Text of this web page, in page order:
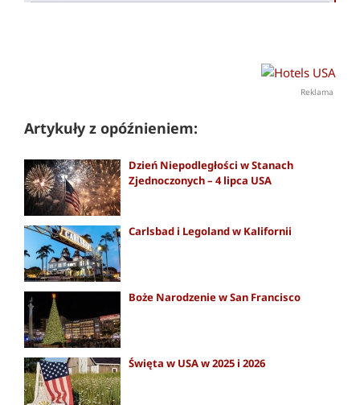
Reklama
Artykuły z opóźnieniem:
Dzień Niepodległości w Stanach
Zjednoczonych – 4 lipca USA
Carlsbad i Legoland w Kalifornii
Boże Narodzenie w San Francisco
Święta w USA w 2025 i 2026